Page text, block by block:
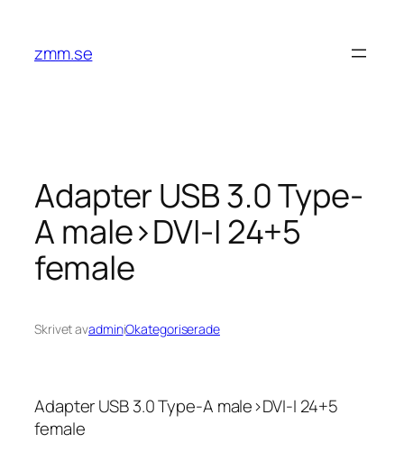
innehåll
zmm.se
Adapter USB 3.0 Type-
A male>DVI-I 24+5
female
Skrivet avadminiOkategoriserade
Adapter USB 3.0 Type-A male>DVI-I 24+5
female